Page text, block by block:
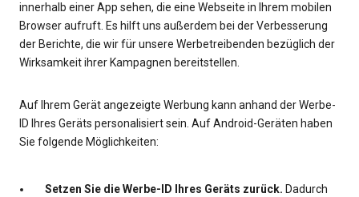
innerhalb einer App sehen, die eine Webseite in Ihrem mobilen
Browser aufruft. Es hilft uns außerdem bei der Verbesserung
der Berichte, die wir für unsere Werbetreibenden bezüglich der
Wirksamkeit ihrer Kampagnen bereitstellen.
Auf Ihrem Gerät angezeigte Werbung kann anhand der Werbe-
ID Ihres Geräts personalisiert sein. Auf Android-Geräten haben
Sie folgende Möglichkeiten:
Setzen Sie die Werbe-ID Ihres Geräts zurück. Dadurch